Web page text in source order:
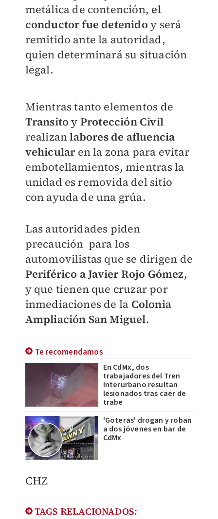
metálica de contención, el
conductor fue detenido y será
remitido ante la autoridad,
quien determinará su situación
legal.
Mientras tanto elementos de
Transito y Protección Civil
realizanlabores de afluencia
vehicularen la zona para evitar
embotellamientos, mientras la
unidad es removida del sitio
con ayuda de una grúa.
Las autoridades piden
precaución para los
automovilistas que se dirigen de
Periférico a Javier Rojo Gómez,
y que tienen que cruzar por
inmediaciones de la Colonia
Ampliación San Miguel.
Te recomendamos
En CdMx, dos
trabajadores del Tren
Interurbano resultan
lesionados tras caer de
trabe
'Goteras' drogan y roban
a dos jóvenes en bar de
CdMx
​CHZ
TAGS RELACIONADOS: